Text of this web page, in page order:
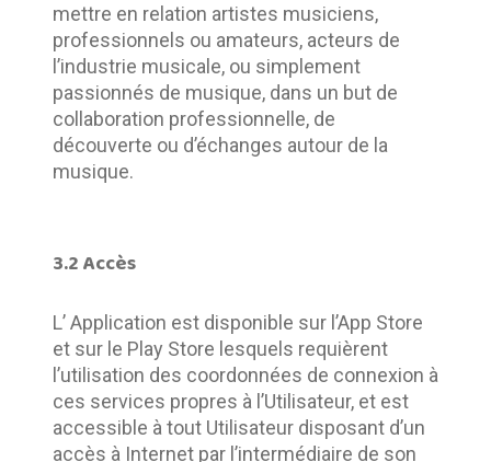
mettre en relation artistes musiciens,
professionnels ou amateurs, acteurs de
l’industrie musicale, ou simplement
passionnés de musique, dans un but de
collaboration professionnelle, de
découverte ou d’échanges autour de la
musique.
3.2 Accès
L’ Application est disponible sur l’App Store
et sur le Play Store lesquels requièrent
l’utilisation des coordonnées de connexion à
ces services propres à l’Utilisateur, et est
accessible à tout Utilisateur disposant d’un
accès à Internet par l’intermédiaire de son